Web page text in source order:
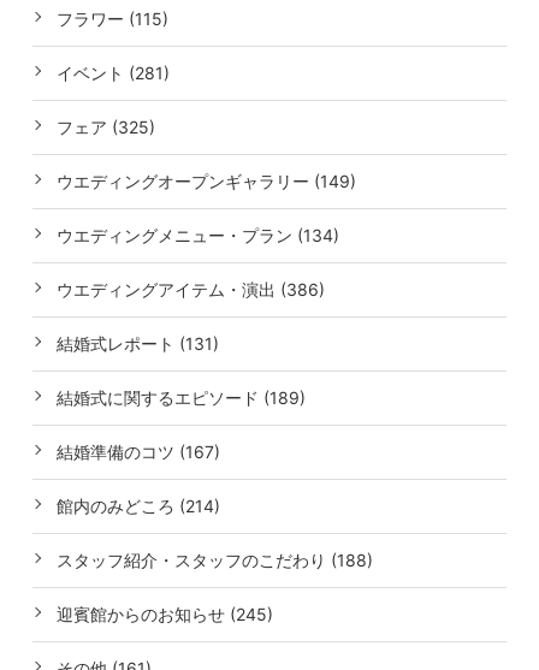
フラワー (115)
イベント (281)
フェア (325)
ウエディングオープンギャラリー (149)
ウエディングメニュー・プラン (134)
ウエディングアイテム・演出 (386)
結婚式レポート (131)
結婚式に関するエピソード (189)
結婚準備のコツ (167)
館内のみどころ (214)
スタッフ紹介・スタッフのこだわり (188)
迎賓館からのお知らせ (245)